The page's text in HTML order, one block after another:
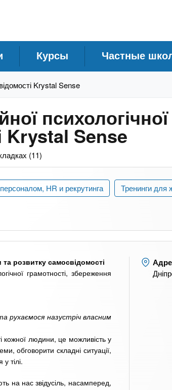
Курсы Частные
Krystal Sense
Krystal Sense
(11)
HR и рекрутинга Тренинги для
розвитку самосвідомості
грамотності, збереження
рухаємося назустріч власним
людини, це можливість у
обговорити складні ситуації,
тілі.
на нас звідусіль, насамперед,